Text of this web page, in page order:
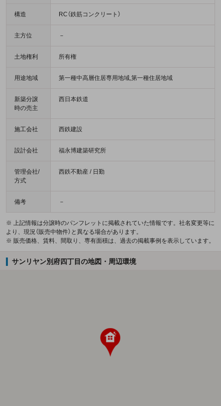
構造 RC（鉄筋コンクリート）
主方位 －
土地権利 所有権
用途地域 第一種中高層住居専用地域,第一種住居地域
新築分譲
時の売主
西日本鉄道
施工会社 西鉄建設
設計会社 福永博建築研究所
管理会社/
方式
西鉄不動産 / 日勤
備考 －
※ 上記情報は分譲時のパンフレットに掲載されていた情報です。社名変更等に
より、現況（販売中物件）と異なる場合があります。
※ 販売価格、賃料、間取り、専有面積は、過去の掲載事例を表示しています。
サンリヤン別府四丁目の地図・周辺環境